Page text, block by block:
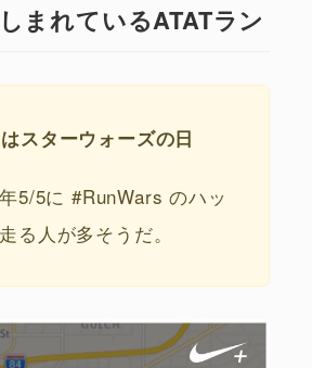
まれているATATラン
スターウォーズの日
5/5に #RunWars のハッ
る人が多そうだ。